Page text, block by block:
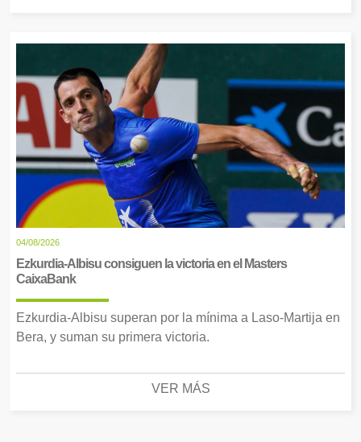
04/08/2026
Ezkurdia-Albisu consiguen la victoria en el Masters
CaixaBank
Ezkurdia-Albisu superan por la mínima a Laso-Martija en
Bera, y suman su primera victoria.
VER MÁS